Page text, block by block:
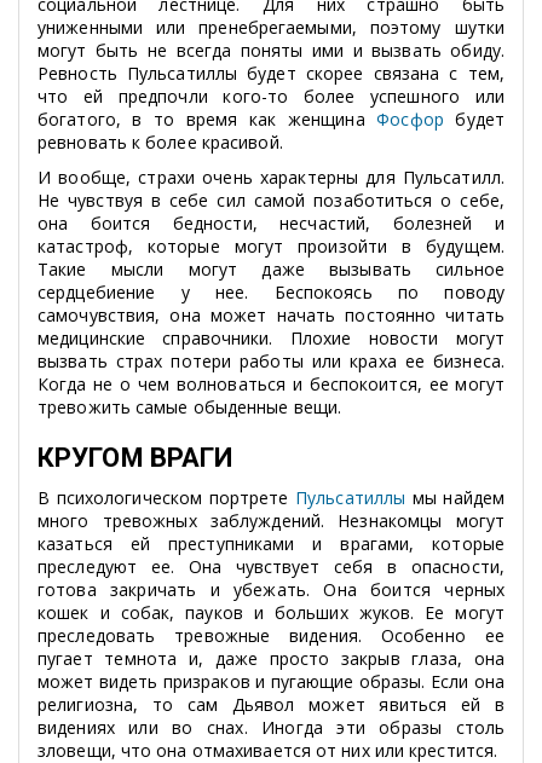
униженными или пренебрегаемыми, поэтому шутки
могут быть не всегда поняты ими и вызвать обиду.
Ревность Пульсатиллы будет скорее связана с тем,
что ей предпочли кого-то более успешного или
богатого, в то время как женщинаФосфор будет
ревновать к более красивой.
И вообще, страхи очень характерны для Пульсатилл.
Не чувствуя в себе сил самой позаботиться о себе,
она боится бедности, несчастий, болезней и
катастроф, которые могут произойти в будущем.
Такие мысли могут даже вызывать сильное
сердцебиение у нее. Беспокоясь по поводу
самочувствия, она может начать постоянно читать
медицинские справочники. Плохие новости могут
вызвать страх потери работы или краха ее бизнеса.
Когда не о чем волноваться и беспокоится, ее могут
тревожить самые обыденные вещи.
КРУГОМ ВРАГИ
В психологическом портрете Пульсатиллы мы найдем
много тревожных заблуждений. Незнакомцы могут
казаться ей преступниками и врагами, которые
преследуют ее. Она чувствует себя в опасности,
готова закричать и убежать. Она боится черных
кошек и собак, пауков и больших жуков. Ее могут
преследовать тревожные видения. Особенно ее
пугает темнота и, даже просто закрыв глаза, она
может видеть призраков и пугающие образы. Если она
религиозна, то сам Дьявол может явиться ей в
видениях или во снах. Иногда эти образы столь
зловещи, что она отмахивается от них или крестится.